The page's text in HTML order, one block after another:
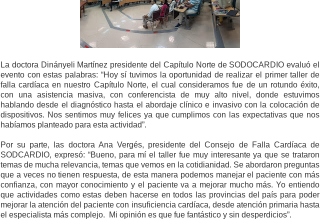
La doctora Dinányeli Martínez presidente del Capítulo Norte de SODOCARDIO evaluó el
evento con estas palabras: “Hoy sí tuvimos la oportunidad de realizar el primer taller de
falla cardíaca en nuestro Capítulo Norte, el cual consideramos fue de un rotundo éxito,
con una asistencia masiva, con conferencista de muy alto nivel, donde estuvimos
hablando desde el diagnóstico hasta el abordaje clínico e invasivo con la colocación de
dispositivos. Nos sentimos muy felices ya que cumplimos con las expectativas que nos
habíamos planteado para esta actividad”.
Por su parte, las doctora Ana Vergés, presidente del Consejo de Falla Cardíaca de
SODCARDIO, expresó: “Bueno, para mí el taller fue muy interesante ya que se trataron
temas de mucha relevancia, temas que vemos en la cotidianidad. Se abordaron preguntas
que a veces no tienen respuesta, de esta manera podemos manejar el paciente con más
confianza, con mayor conocimiento y el paciente va a mejorar mucho más. Yo entiendo
que actividades como estas deben hacerse en todos las provincias del país para poder
mejorar la atención del paciente con insuficiencia cardíaca, desde atención primaria hasta
el especialista más complejo.
Mi opinión es que fue fantástico y sin desperdicios”.